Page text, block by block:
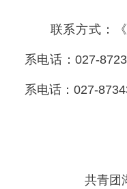
联系方式：《
系电话：027-
系电话：027-
共青团湖